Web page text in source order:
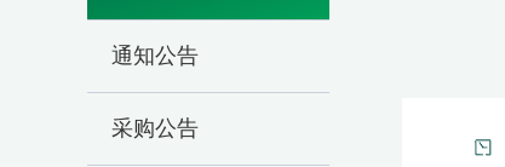
通知公告
采购公告